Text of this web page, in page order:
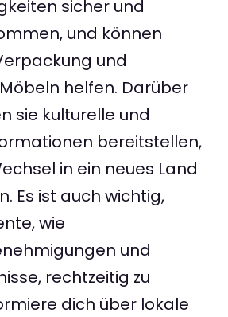
sicher und
und können
und
helfen. Darüber
sie kulturelle und
bereitstellen,
in ein neues Land
Es ist auch wichtig,
wie
und
rechtzeitig zu
dich über lokale